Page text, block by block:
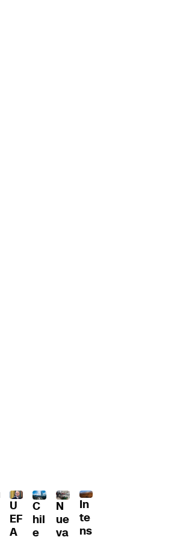
U
EF
A
C
hil
e
N
ue
va
In
te
ns